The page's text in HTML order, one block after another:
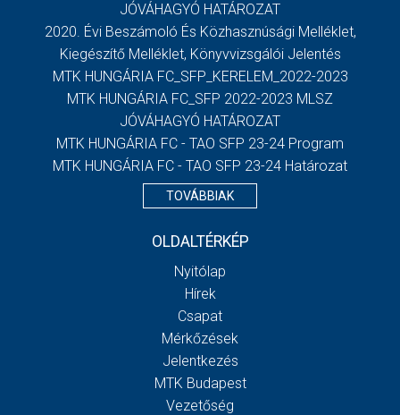
JÓVÁHAGYÓ HATÁROZAT
2020. Évi Beszámoló És Közhasznúsági Melléklet,
Kiegészítő Melléklet, Könyvvizsgálói Jelentés
MTK HUNGÁRIA FC_SFP_KERELEM_2022-2023
MTK HUNGÁRIA FC_SFP 2022-2023 MLSZ
JÓVÁHAGYÓ HATÁROZAT
MTK HUNGÁRIA FC - TAO SFP 23-24 Program
MTK HUNGÁRIA FC - TAO SFP 23-24 Határozat
TOVÁBBIAK
OLDALTÉRKÉP
Nyitólap
Hírek
Csapat
Mérkőzések
Jelentkezés
MTK Budapest
Vezetőség